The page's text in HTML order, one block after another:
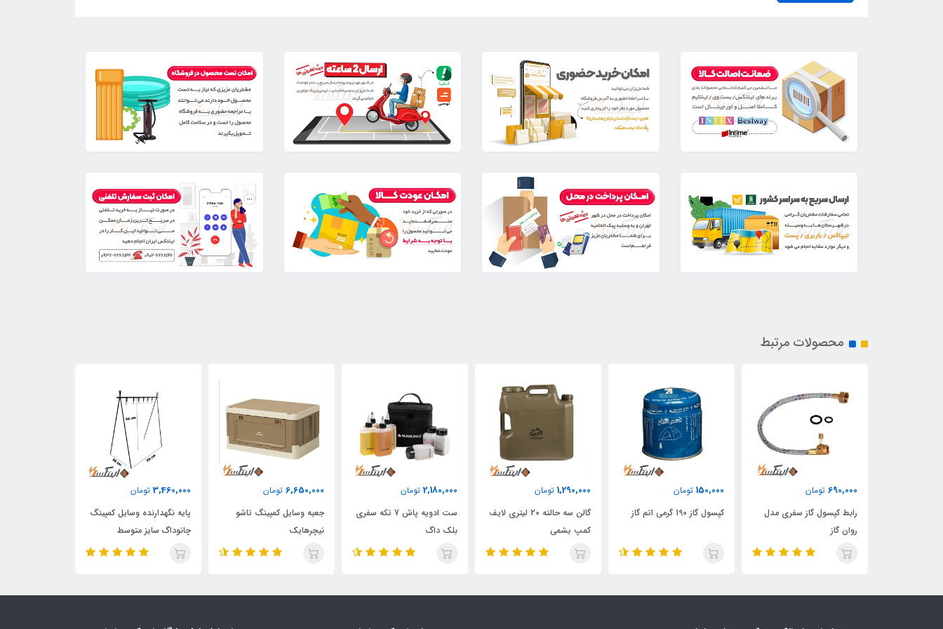
محصولات مرتبط
690,000 تومان
رابط کپسول گاز سفری مدل
روان گاز
150,000 تومان
کپسول گاز 190 گرمی اتم گاز
1,290,000 تومان
گالن سه حالته 20 لیتری لایف
کمپ یشمی
2,180,000 تومان
ست ادویه پاش 7 تکه سفری
بلک داگ
6,650,000 تومان
جعبه وسایل کمپینگ تاشو
نیچرهایک
3,460,000 تومان
پایه نگهدارنده وسایل کمپینگ
چانوداگ سایز متوسط